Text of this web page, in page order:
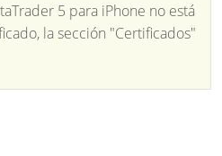
5 para iPhone no está
la sección "Certificados"